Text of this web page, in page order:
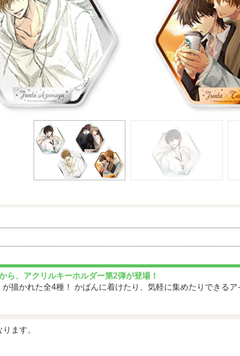
ら、アクリルキーホルダー第2弾が登場！
描かれた全4種！ かばんに着けたり、気軽に集めたりできるア
ます。